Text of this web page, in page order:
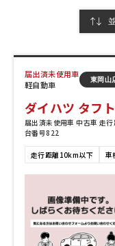
届出済未使用車
軽自動車
東岡山
ダイハツ タフ
届出済未使用車 中古車 走
台番号822
走行距離10km以下 車